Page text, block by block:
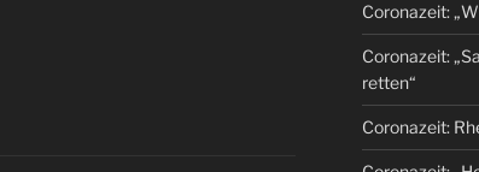
Coronazeit:
Coronazeit:
retten“
Coronazeit: